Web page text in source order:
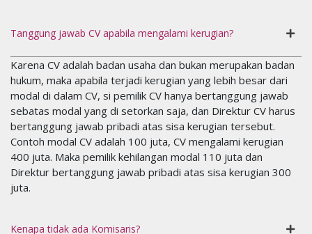
Tanggung jawab CV apabila mengalami kerugian?
Karena CV adalah badan usaha dan bukan merupakan badan
hukum, maka apabila terjadi kerugian yang lebih besar dari
modal di dalam CV, si pemilik CV hanya bertanggung jawab
sebatas modal yang di setorkan saja, dan Direktur CV harus
bertanggung jawab pribadi atas sisa kerugian tersebut.
Contoh modal CV adalah 100 juta, CV mengalami kerugian
400 juta. Maka pemilik kehilangan modal 110 juta dan
Direktur bertanggung jawab pribadi atas sisa kerugian 300
juta.
Kenapa tidak ada Komisaris?